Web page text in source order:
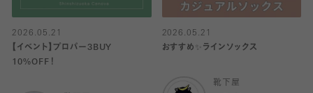
2026.05.21
【イベント】プロパー3BUY
10%OFF！
2026.05.21
おすすめ✨ラインソックス
靴下屋